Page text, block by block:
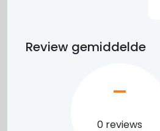
Review gemiddelde
0 reviews
–